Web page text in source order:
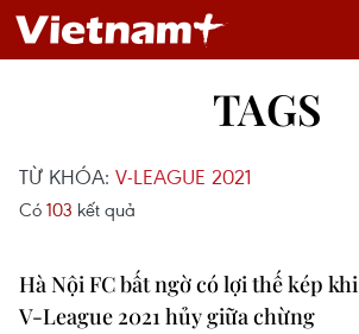
TAGS
TỪ KHÓA: V-LEAGUE 2021
Có 103 kết quả
Hà Nội FC bất ngờ có lợi thế kép khi
V-League 2021 hủy giữa chừng